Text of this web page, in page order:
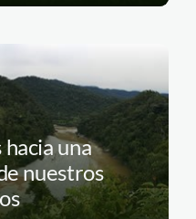
una
nuestros